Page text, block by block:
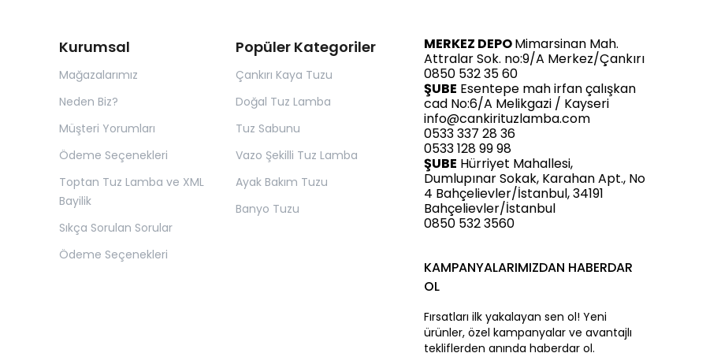
Kurumsal
Mağazalarımız
Neden Biz?
Müşteri Yorumları
Ödeme Seçenekleri
Toptan Tuz Lamba ve XML
Bayilik
Sıkça Sorulan Sorular
Ödeme Seçenekleri
Popüler Kategoriler
Çankırı Kaya Tuzu
Doğal Tuz Lamba
Tuz Sabunu
Vazo Şekilli Tuz Lamba
Ayak Bakım Tuzu
Banyo Tuzu
MERKEZ DEPOMimarsinan Mah.
Attralar Sok. no:9/A Merkez/Çankırı
0850 532 35 60
ŞUBE Esentepe mah irfan çalışkan
cad No:6/A Melikgazi / Kayseri
info@cankirituzlamba.com
0533 337 28 36
0533 128 99 98
ŞUBE Hürriyet Mahallesi,
Dumlupınar Sokak, Karahan Apt., No
4 Bahçelievler/İstanbul, 34191
Bahçelievler/İstanbul
0850 532 3560
KAMPANYALARIMIZDAN HABERDAR
OL
Fırsatları ilk yakalayan sen ol! Yeni
ürünler, özel kampanyalar ve avantajlı
tekliflerden anında haberdar ol.